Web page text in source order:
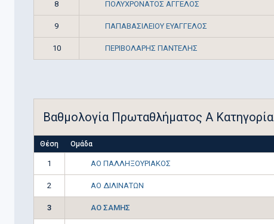
8 ΠΟΛΥΧΡΟΝΑΤΟΣ ΑΓΓΕΛΟΣ
9 ΠΑΠΑΒΑΣΙΛΕΙΟΥ ΕΥΑΓΓΕΛΟΣ
10 ΠΕΡΙΒΟΛΑΡΗΣ ΠΑΝΤΕΛΗΣ
Βαθμολογία Πρωταθλήματος Α Κατηγορία
Θέση Ομάδα
1 ΑΟ ΠΑΛΛΗΞΟΥΡΙΑΚΟΣ
2 ΑΟ ΔΙΛΙΝΑΤΩΝ
3 ΑΟ ΣΑΜΗΣ